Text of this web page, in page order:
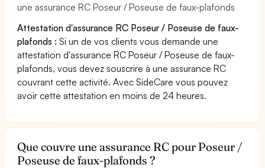
une assurance RC Poseur / Poseuse de faux-plafonds
Attestation d'assurance RC Poseur / Poseuse de faux-
plafonds : Si un de vos clients vous demande une
attestation d'assurance RC Poseur / Poseuse de faux-
plafonds, vous devez souscrire à une assurance RC
couvrant cette activité. Avec SideCare vous pouvez
avoir cette attestation en moins de 24 heures.
Que couvre une assurance RC pour Poseur /
Poseuse de faux-plafonds ?